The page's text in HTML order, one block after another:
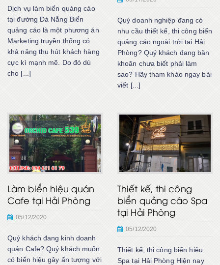
Dịch vụ làm biển quảng cáo
tại đường Đà Nẵng Biển
quảng cáo là một phương án
Marketing truyền thống có
khả năng thu hút khách hàng
cực kì mạnh mẽ. Do đó dù
cho [...]
Quý doanh nghiệp đang có
nhu cầu thiết kế, thi công biển
quảng cáo ngoài trời tại Hải
Phòng? Quý khách đang băn
khoăn chưa biết phải làm
sao? Hãy tham khảo ngay bài
viết [...]
Làm biển hiệu quán
Cafe tại Hải Phòng
05/12/2020
Quý khách đang kinh doanh
quán Cafe? Quý khách muốn
có biển hiệu gây ấn tượng với
Thiết kế, thi công
biển quảng cáo Spa
tại Hải Phòng
05/12/2020
Thiết kế, thi công biển hiệu
Spa tại Hải Phòng Hiện nay